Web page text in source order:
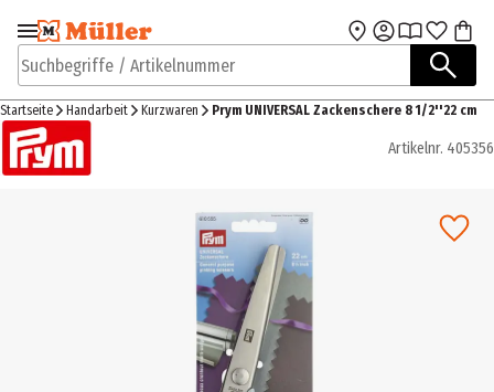
Zur Navigation
springen
Zum Hauptinhalt
Suchbegriffe / Artikelnummer
Startseite Handarbeit Kurzwaren Prym UNIVERSAL Zackenschere 8 1/2''22 cm
Artikelnr. 405356